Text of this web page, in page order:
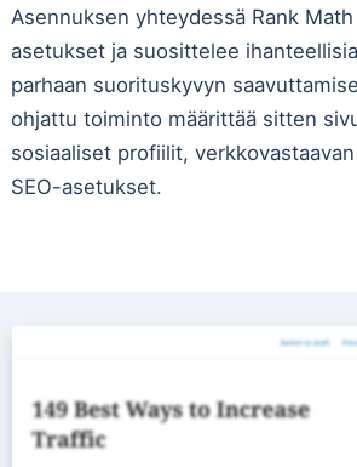
Asennuksen yhteydessä Rank
asetukset ja suosittelee
parhaan suorituskyvyn
ohjattu toiminto määrittää sitten
sosiaaliset profiilit,
SEO-asetukset.